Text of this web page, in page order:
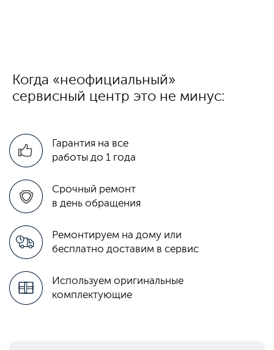
Когда «неофициальный»
сервисный центр это не минус:
Гарантия на все
работы до 1 года
Срочный ремонт
в день обращения
Ремонтируем на дому или
бесплатно доставим в сервис
Используем оригинальные
комплектующие